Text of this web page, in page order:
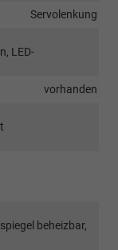
Servolenkung
LED-
vorhanden
beheizbar,